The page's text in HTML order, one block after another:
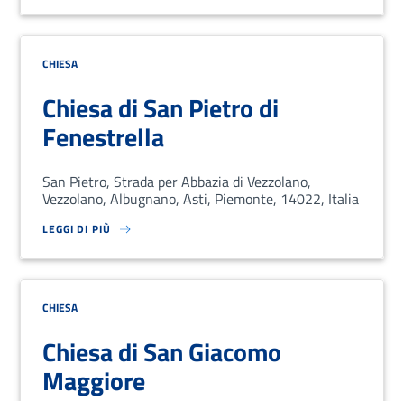
CHIESA
Chiesa di San Pietro di
Fenestrella
San Pietro, Strada per Abbazia di Vezzolano,
Vezzolano, Albugnano, Asti, Piemonte, 14022, Italia
LEGGI DI PIÙ
SU LOREM IPSUM DOLOR SIT AMET, CONSECTETUR ADIPISCING
CHIESA
Chiesa di San Giacomo
Maggiore